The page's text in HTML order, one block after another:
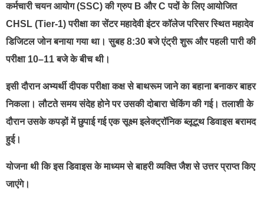
कर्मचारी चयन आयोग (SSC) की ग्रुप B और C पदों के लिए आयोजित
CHSL (Tier-1) परीक्षा का सेंटर महादेवी इंटर कॉलेज परिसर स्थित महादेव
डिजिटल जोन बनाया गया था। सुबह 8:30 बजे एंट्री शुरू और पहली पारी की
परीक्षा 10–11 बजे के बीच थी।
इसी दौरान अभ्यर्थी दीपक परीक्षा कक्ष से बाथरूम जाने का बहाना बनाकर बाहर
निकला। लौटते समय संदेह होने पर उसकी दोबारा चेकिंग की गई। तलाशी के
दौरान उसके कपड़ों में छुपाई गई एक सूक्ष्म इलेक्ट्रॉनिक ब्लूटूथ डिवाइस बरामद
हुई।
योजना थी कि इस डिवाइस के माध्यम से बाहरी व्यक्ति जैश से उत्तर प्राप्त किए
जाएंगे।